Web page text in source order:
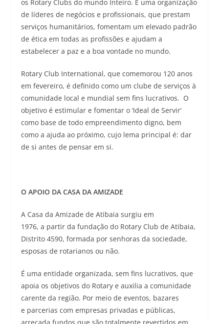
os Rotary Clubs do mundo Inteiro. É uma organização
de líderes de negócios e profissionais, que prestam
serviços humanitários, fomentam um elevado padrão
de ética em todas as profissões e ajudam a
estabelecer a paz e a boa vontade no mundo.
Rotary Club International, que comemorou 120 anos
em fevereiro, é definido como um clube de serviços à
comunidade local e mundial sem fins lucrativos. O
objetivo é estimular e fomentar o ‘Ideal de Servir’
como base de todo empreendimento digno, bem
como a ajuda ao próximo, cujo lema principal é: dar
de si antes de pensar em si.
O APOIO DA CASA DA AMIZADE
A Casa da Amizade de Atibaia surgiu em
1976, a partir da fundação do Rotary Club de Atibaia,
Distrito 4590, formada por senhoras da sociedade,
esposas de rotarianos ou não.
É uma entidade organizada, sem fins lucrativos, que
apoia os objetivos do Rotary e auxilia a comunidade
carente da região. Por meio de eventos, bazares
e parcerias com empresas privadas e públicas,